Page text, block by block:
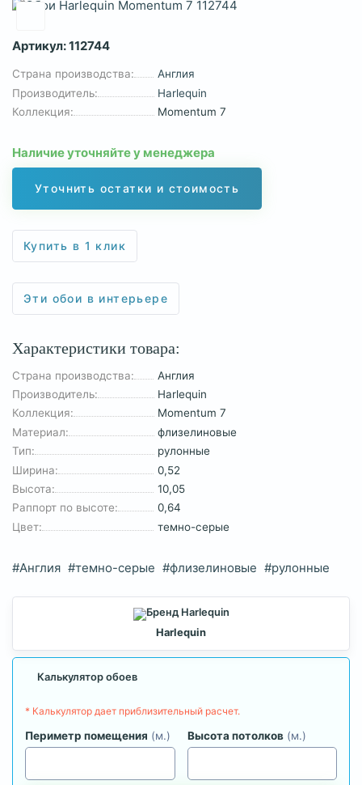
Артикул:112744
Страна производства:
Англия
Производитель:
Harlequin
Коллекция:
Momentum 7
Наличие уточняйте у менеджера
Уточнить остатки и стоимость
Купить в 1 клик
Эти обои в интерьере
Характеристики товара:
Страна производства:
Англия
Производитель:
Harlequin
Коллекция:
Momentum 7
Материал:
флизелиновые
Тип:
рулонные
Ширина:
0,52
Высота:
10,05
Раппорт по высоте:
0,64
Цвет:
темно-серые
#Англия #темно-серые #флизелиновые #рулонные
Harlequin
Калькулятор обоев
* Калькулятор дает приблизительный расчет.
Периметр помещения (м.) Высота потолков (м.)